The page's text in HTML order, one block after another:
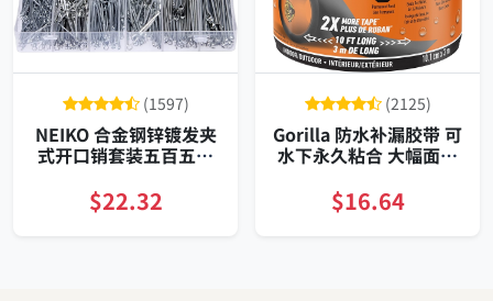
(1597)
NEIKO 合金钢锌镀发夹
式开口销套装五百五十
修常备
$22.32
(2125)
Gorilla 防水补漏胶带 可
水下永久粘合 大幅面耐
$16.64